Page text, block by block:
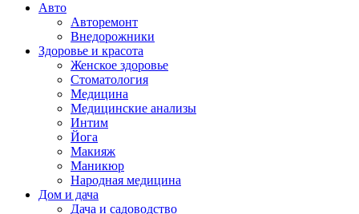
Авто
Авторемонт
Внедорожники
Здоровье и красота
Женское здоровье
Стоматология
Медицина
Медицинские анализы
Интим
Йога
Макияж
Маникюр
Народная медицина
Дом и дача
Дача и садоводство